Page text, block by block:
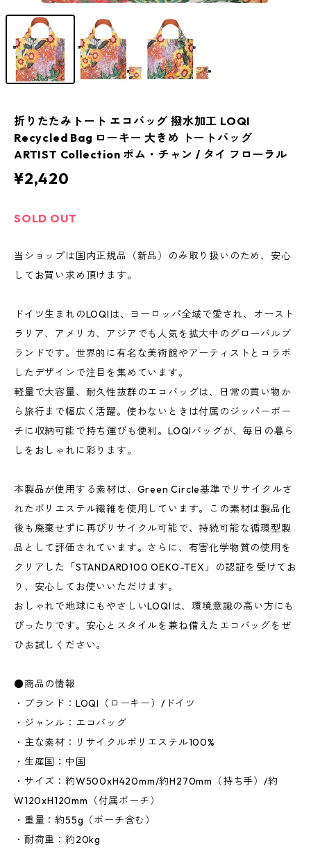
折りたたみトート エコバッグ 撥水加工 LOQI
Recycled Bag ローキー 大きめ トートバッグ
ARTIST Collection ポム・チャン / タイ フローラル
¥2,420
SOLD OUT
当ショップは国内正規品（新品）のみ取り扱いのため、安心
してお買い求め頂けます。
ドイツ生まれのLOQIは、ヨーロッパ全域で愛され、オースト
ラリア、アメリカ、アジアでも人気を拡大中のグローバルブ
ランドです。世界的に有名な美術館やアーティストとコラボ
したデザインで注目を集めています。
軽量で大容量、耐久性抜群のエコバッグは、日常の買い物か
ら旅行まで幅広く活躍。使わないときは付属のジッパーポー
チに収納可能で持ち運びも便利。LOQIバッグが、毎日の暮ら
しをおしゃれに彩ります。
本製品が使用する素材は、Green Circle基準でリサイクルさ
れたポリエステル繊維を使用しています。この素材は製品化
後も廃棄せずに再びリサイクル可能で、持続可能な循環型製
品として評価されています。さらに、有害化学物質の使用を
クリアした「STANDARD100 OEKO-TEX」の認証を受けてお
り、安心してお使いいただけます。
おしゃれで地球にもやさしいLOQIは、環境意識の高い方にも
ぴったりです。安心とスタイルを兼ね備えたエコバッグをぜ
ひお試しください。
●商品の情報
・ブランド：LOQI（ローキー）/ドイツ
・ジャンル：エコバッグ
・主な素材：リサイクルポリエステル100%
・生産国：中国
・サイズ：約W500xH420mm/約H270mm（持ち手）/約
W120xH120mm（付属ポーチ）
・重量：約55g（ポーチ含む）
・耐荷重：約20kg